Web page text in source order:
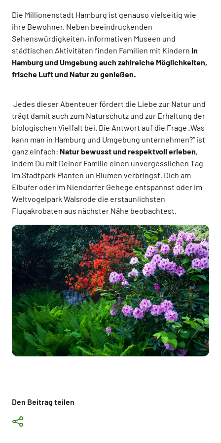
Den Beitrag teilen
Die Millionenstadt Hamburg ist genauso vielseitig wie
ihre Bewohner. Neben beeindruckenden
Sehenswürdigkeiten, informativen Museen und
städtischen Aktivitäten finden Familien mit Kindern in
Hamburg und Umgebung auch zahlreiche Möglichkeiten,
frische Luft und Natur zu genießen.
Jedes dieser Abenteuer fördert die Liebe zur Natur und
trägt damit auch zum Naturschutz und zur Erhaltung der
biologischen Vielfalt bei. Die Antwort auf die Frage „Was
kann man in Hamburg und Umgebung unternehmen?“ ist
ganz einfach: Natur bewusst und respektvoll erleben,
indem Du mit Deiner Familie einen unvergesslichen Tag
im Stadtpark Planten un Blumen verbringst, Dich am
Elbufer oder im Niendorfer Gehege entspannst oder im
Weltvogelpark Walsrode die erstaunlichsten
Flugakrobaten aus nächster Nähe beobachtest.